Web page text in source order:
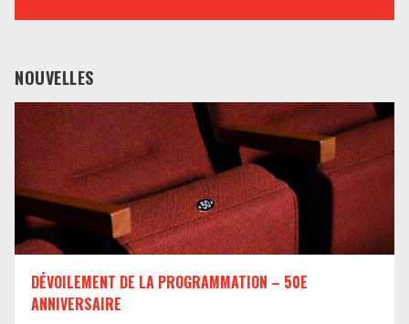
NOUVELLES
DÉVOILEMENT DE LA PROGRAMMATION – 50E
ANNIVERSAIRE